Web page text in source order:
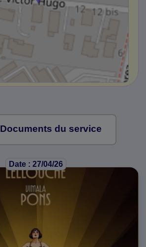
Documents du service
Date : 27/04/26